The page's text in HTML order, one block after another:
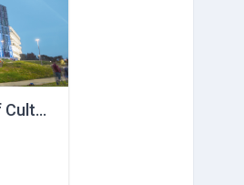
VestT001 : The Diversity of Cultural Heritage in the Modern World